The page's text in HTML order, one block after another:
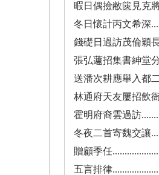
暇日偶撿敝篋見克
冬日懷計丙文希深
錢礎日過訪茂倫穎
張弘蘧招集書紳堂
送潘次耕應舉入都二
林通府天友屢招飲
霍明府裔雲過訪
冬夜二首寄魏交讓
贈顧季任
五言排律